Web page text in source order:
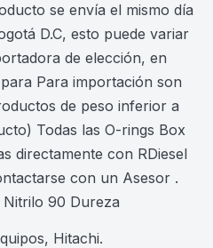
se envía el mismo día
D.C, esto puede variar
de elección, en
Para importación son
de peso inferior a
Todas las O-rings Box
directamente con RDiesel
con un Asesor .
Nitrilo 90 Dureza
Hitachi.